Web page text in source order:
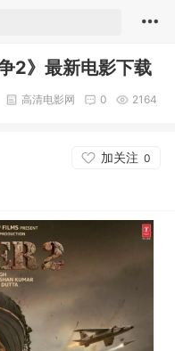
2》最新电影下载
2164
0
高清电影网
加关注 0